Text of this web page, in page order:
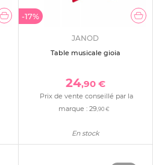
-17%
JANOD
Table musicale gioia
24,90 €
Prix de vente conseillé par la
marque :29,90 €
En stock